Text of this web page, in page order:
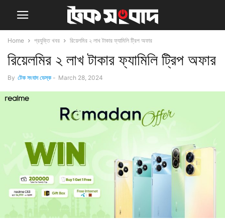
Home প্রযুক্তি খবর রিয়েলমির ২ লাখ টাকার ফ্যামিলি ট্রিপ অফার
রিয়েলমির ২ লাখ টাকার ফ্যামিলি ট্রিপ অফার
By টেক সংবাদ ডেস্ক - March 28, 2024